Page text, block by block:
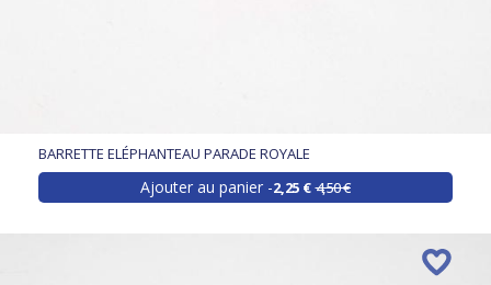
BARRETTE ELÉPHANTEAU PARADE ROYALE
Ajouter au panier 2,25 € 4,50 €